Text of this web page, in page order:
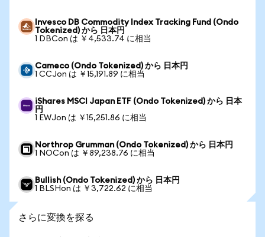
Invesco DB Commodity Index Tracking Fund (Ondo
Tokenized) から 日本円
1 DBCon は ￥4,533.74 に相当
Cameco (Ondo Tokenized) から 日本円
1 CCJon は ￥15,191.89 に相当
iShares MSCI Japan ETF (Ondo Tokenized) から 日本
円
1 EWJon は ￥15,251.86 に相当
Northrop Grumman (Ondo Tokenized) から 日本円
1 NOCon は ￥89,238.76 に相当
Bullish (Ondo Tokenized) から 日本円
1 BLSHon は ￥3,722.62 に相当
さらに変換を探る